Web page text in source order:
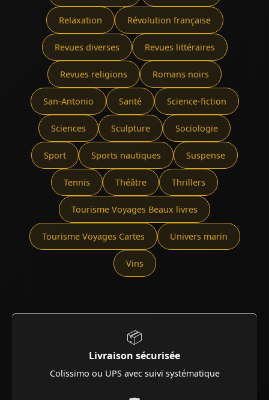
Relaxation Révolution française
Revues diverses Revues littéraires
Revues religions Romans noirs
San-Antonio Santé Science-fiction
Sciences Sculpture Sociologie
Sport Sports nautiques Suspense
Tennis Théâtre Thrillers
Tourisme Voyages Beaux livres
Tourisme Voyages Cartes Univers marin
Vins
📦
Livraison sécurisée
Colissimo ou UPS avec suivi systématique